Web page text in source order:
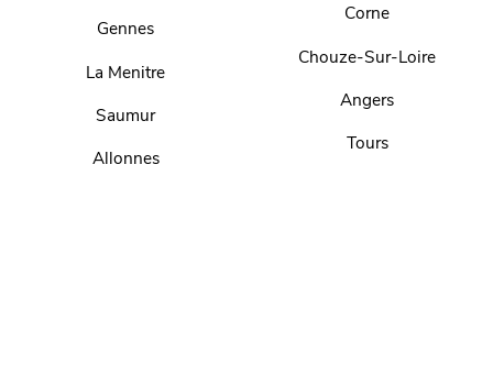
Gennes
La Menitre
Saumur
Allonnes
Corne
Chouze-Sur-Loire
Angers
Tours